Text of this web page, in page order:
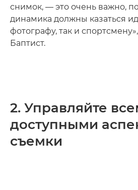
снимок, — это очень важно,
динамика должны казаться
фотографу, так и
Баптист.
2. Управляйте
доступными
съемки